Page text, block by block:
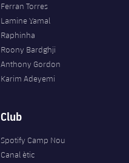
Ferran Torres
Lamine Yamal
Raphinha
Roony Bardghji
Anthony Gordon
Karim Adeyemi
Club
Spotify Camp Nou
Canal ètic